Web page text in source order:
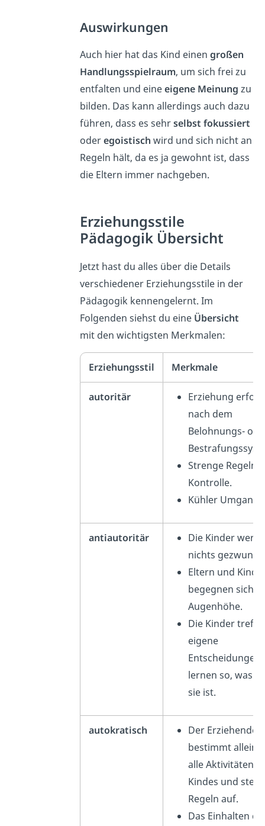
Auswirkungen
Auch hier hat das Kind einen großen
Handlungsspielraum, um sich frei zu
entfalten und eineeigene Meinung zu
bilden. Das kann allerdings auch dazu
führen, dass es sehrselbst fokussiert
oderegoistisch wird und sich nicht an
Regeln hält, da es ja gewohnt ist, dass
die Eltern immer nachgeben.
Erziehungsstile
Pädagogik Übersicht
Jetzt hast du alles über die Details
verschiedener Erziehungsstile in der
Pädagogik kennengelernt. Im
Folgenden siehst du eine Übersicht
mit den wichtigsten Merkmalen:
Erziehungsstil Merkmale
autoritär
Erziehung
nach dem
Belohnungs-
Strenge Regeln
Kontrolle.
Kühler
antiautoritär
Die Kinder
nichts
Eltern und
begegnen sich
Augenhöhe.
Die Kinder
eigene
Entscheidungen
lernen so, was
sie ist.
autokratisch
Der Erziehende
bestimmt
alle Aktivitäten
Kindes und stellt
Regeln auf.
Das Einhalten